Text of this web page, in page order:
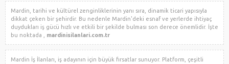
Mardin, tarihi ve kültürel zenginliklerinin yanı sıra, dinamik ticari yapısıyla
dikkat çeken bir şehirdir. Bu nedenle Mardin'deki esnaf ve yerlerde ihtiyaç
duydukları iş gücü hızlı ve etkili bir şekilde bulması son derece önemlidir. İşte
bu noktada
mardinisilanlari.com.tr
Mardin İş İlanları, iş adayının için büyük fırsatlar sunuyor. Platform, çeşitli